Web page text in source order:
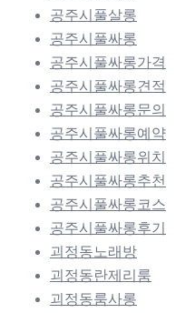
공주시풀살롱
공주시풀싸롱
공주시풀싸롱가격
공주시풀싸롱견적
공주시풀싸롱문의
공주시풀싸롱예약
공주시풀싸롱위치
공주시풀싸롱추천
공주시풀싸롱코스
공주시풀싸롱후기
괴정동노래방
괴정동란제리룸
괴정동룸사롱